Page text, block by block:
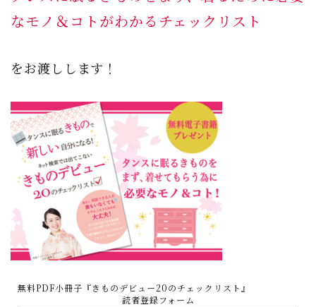
なモノ＆コトがわかるチェックリスト
をお渡しします！
無料PDF小冊子『きものデビュー20のチェックリスト』
読者登録フォーム